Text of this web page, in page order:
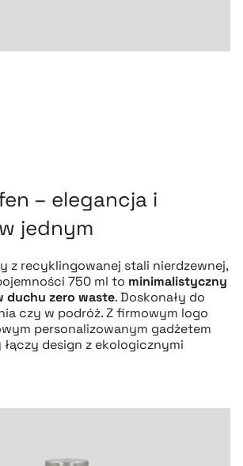
– elegancja i
jednym
z recyklingowanej stali nierdzewnej,
750 ml to minimalistyczny
duchu zero waste. Doskonały do
czy w podróż. Z firmowym logo
personalizowanym gadżetem
design z ekologicznymi